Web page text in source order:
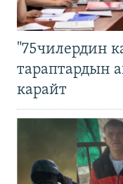
"75чилердин
тараптардын
карайт